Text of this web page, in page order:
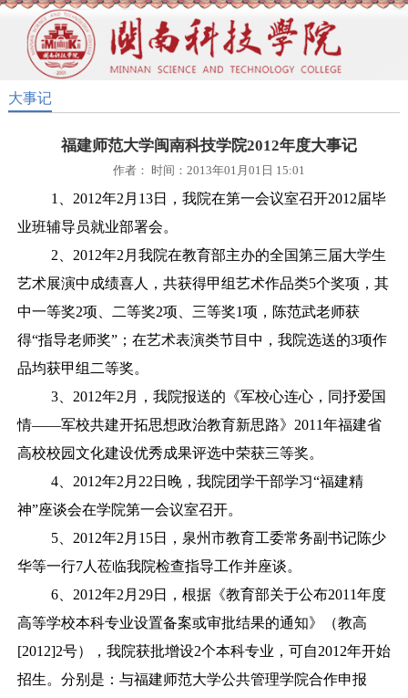
大事记
福建师范大学闽南科技学院2012年度大事记
作者： 时间：2013年01月01日 15:01
1、2012年2月13日，我院在第一会议室召开2012届毕
业班辅导员就业部署会。
2、2012年2月我院在教育部主办的全国第三届大学生
艺术展演中成绩喜人，共获得甲组艺术作品类5个奖项，其
中一等奖2项、二等奖2项、三等奖1项，陈范武老师获
得“指导老师奖”；在艺术表演类节目中，我院选送的3项作
品均获甲组二等奖。
3、2012年2月，我院报送的《军校心连心，同抒爱国
情——军校共建开拓思想政治教育新思路》2011年福建省
高校校园文化建设优秀成果评选中荣获三等奖。
4、2012年2月22日晚，我院团学干部学习“福建精
神”座谈会在学院第一会议室召开。
5、2012年2月15日，泉州市教育工委常务副书记陈少
华等一行7人莅临我院检查指导工作并座谈。
6、2012年2月29日，根据《教育部关于公布2011年度
高等学校本科专业设置备案或审批结果的通知》（教高
[2012]2号），我院获批增设2个本科专业，可自2012年开始
招生。分别是：与福建师范大学公共管理学院合作申报